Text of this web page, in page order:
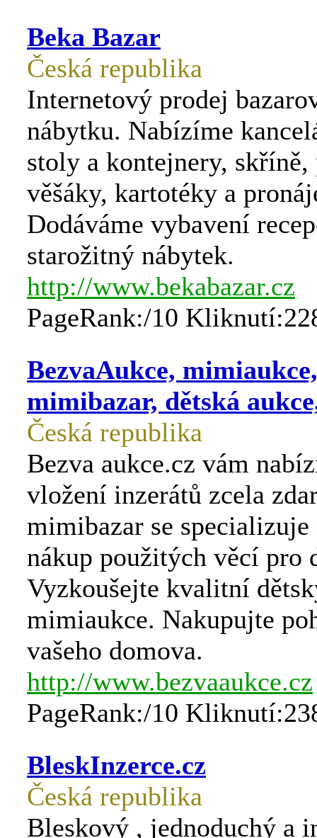
Beka Bazar
Česká republika
Internetový prodej
nábytku. Nabízíme
stoly a kontejnery, skříně,
věšáky, kartotéky a
Dodáváme vybavení
starožitný nábytek.
http://www.bekabazar.cz
PageRank:/10
BezvaAukce, mimiaukce,
mimibazar, dětská
Česká republika
Bezva aukce.cz vám
vložení inzerátů zcela
mimibazar se specializuje
nákup použitých věcí pro
Vyzkoušejte kvalitní
mimiaukce. Nakupujte
vašeho domova.
http://www.bezvaaukce.cz
PageRank:/10
BleskInzerce.cz
Česká republika
Bleskový , jednoduchý a